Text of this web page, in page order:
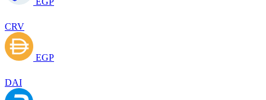
CRV
EGP
DAI